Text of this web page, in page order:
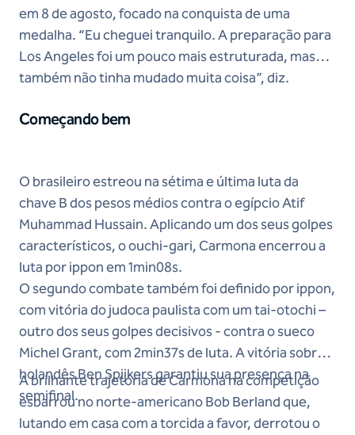
em 8 de agosto, focado na conquista de uma
medalha. “Eu cheguei tranquilo. A preparação para
Los Angeles foi um pouco mais estruturada, mas
também não tinha mudado muita coisa”, diz.
Começando bem
O brasileiro estreou na sétima e última luta da
chave B dos pesos médios contra o egípcio Atif
Muhammad Hussain. Aplicando um dos seus golpes
característicos, o ouchi-gari, Carmona encerrou a
luta por ippon em 1min08s.
O segundo combate também foi definido por ippon,
com vitória do judoca paulista com um tai-otochi –
outro dos seus golpes decisivos - contra o sueco
Michel Grant, com 2min37s de luta. A vitória sobre o
holandês Ben Spijkers garantiu sua presença na
semifinal.
A brilhante trajetória de Carmona na competição
esbarrou no norte-americano Bob Berland que,
lutando em casa com a torcida a favor, derrotou o